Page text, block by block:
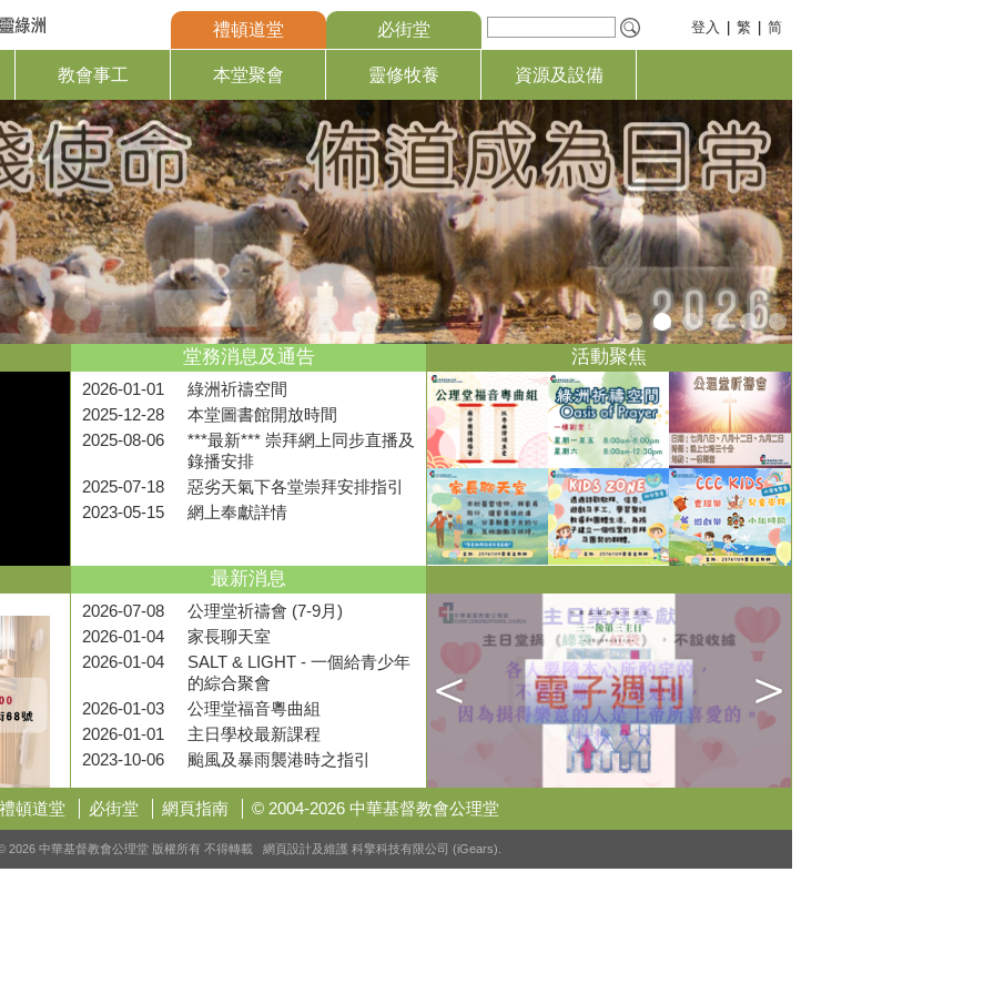
禮頓道堂 必街堂 登入 繁 简
教會事工 本堂聚會 靈修牧養 資源及設備
堂務消息及通告
2026-01-01
綠洲祈禱空間
2025-12-28
本堂圖書館開放時間
2025-08-06
***最新*** 崇拜網上同步直播及
錄播安排
2025-07-18
惡劣天氣下各堂崇拜安排指引
2023-05-15
網上奉獻詳情
活動聚焦
最新消息
2026-07-08
公理堂祈禱會 (7-9月)
2026-01-04
家長聊天室
2026-01-04
SALT & LIGHT - 一個給青少年
的綜合聚會
2026-01-03
公理堂福音粵曲組
2026-01-01
主日學校最新課程
2023-10-06
颱風及暴雨襲港時之指引
頓道堂 必街堂 網頁指南 © 2004-2026 中華基督教會公理堂
2026 中華基督教會公理堂 版權所有 不得轉載 網頁設計及維護 科擎科技有限公司 (iGears)